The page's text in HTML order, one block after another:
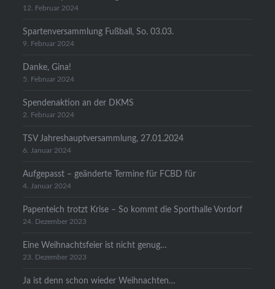
12. Februar 2024
Spartenversammlung Fußball, So. 03.03.
9. Februar 2024
Danke, Gina!
5. Februar 2024
Spendenaktion an der DKMS
2. Februar 2024
TSV Jahreshauptversammlung, 27.01.2024
6. Januar 2024
Aufgepasst – geänderte Termine für FCBD für
4. Januar 2024
Papenteich trotzt Krise – So kommt die Sporthalle Vordorf
24. Dezember 2023
Eine Weihnachtsfeier ist nicht genug…
23. Dezember 2023
Ja ist denn schon wieder Weihnachten…